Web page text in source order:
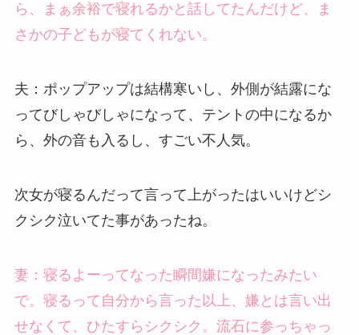
ら、まぁ余裕で寝れるかと話してたんだけど、ま
さかの子どもが寝てくれない。
夫：ポップアップは結構寒いし、外側が結露にな
ってびしゃびしゃになって、テントの中になるか
ら、外の音も入るし、すごい不人気。
次女が寝るんだって言って上がったはいいけどシ
クシク泣いてた事があったね。
妻：寝るよーってなった瞬間嫌になったみたい
で。寝るって自分から言った以上、嫌とは言い出
せなくて、ひたすらシクシク。流石に参っちゃっ